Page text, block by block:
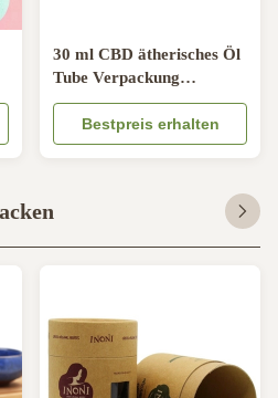
30 ml CBD ätherisches Öl
Tube Verpackung
Umweltfreundlicher
Zylinder für
Kosmetikflaschen
Bestpreis erhalten